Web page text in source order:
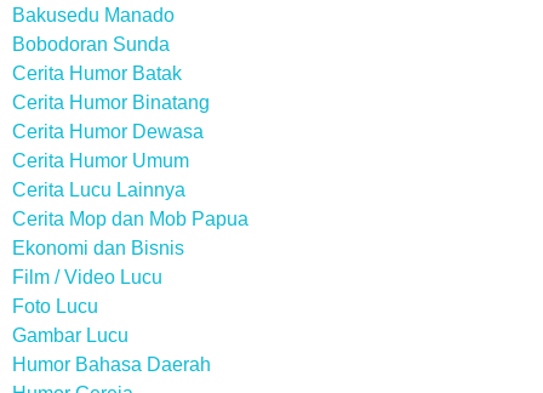
Bakusedu Manado
Bobodoran Sunda
Cerita Humor Batak
Cerita Humor Binatang
Cerita Humor Dewasa
Cerita Humor Umum
Cerita Lucu Lainnya
Cerita Mop dan Mob Papua
Ekonomi dan Bisnis
Film / Video Lucu
Foto Lucu
Gambar Lucu
Humor Bahasa Daerah